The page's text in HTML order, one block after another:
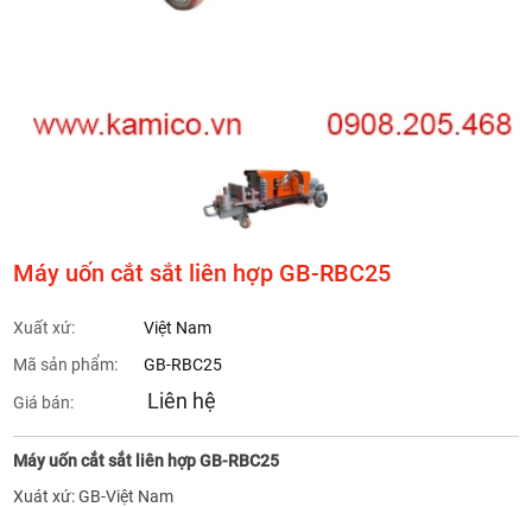
Máy uốn cắt sắt liên hợp GB-RBC25
Xuất xứ:
Việt Nam
Mã sản phẩm:
GB-RBC25
Giá bán:
Liên hệ
Máy uốn cắt sắt liên hợp GB-RBC25
Xuát xứ: GB-Việt Nam